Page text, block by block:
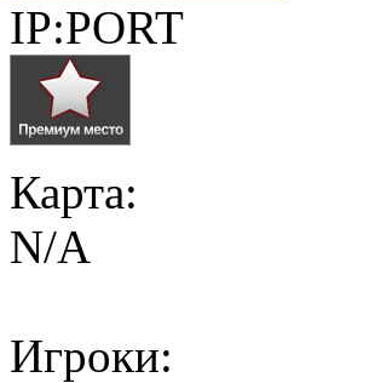
IP:PORT
Карта:
N/A
Игроки: